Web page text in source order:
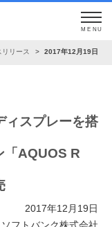
MENU
リリース 2017年12月19日
ィスプレーを搭
「AQUOS R
2017年12月19日